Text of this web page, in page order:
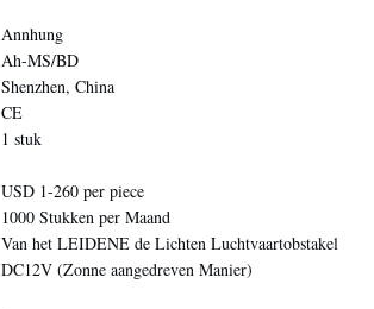
Annhung
Ah-MS/BD
Shenzhen, China
CE
1 stuk
USD 1-260 per piece
1000 Stukken per Maand
Van het LEIDENE de Lichten Luchtvaartobstakel
DC12V (Zonne aangedreven Manier)